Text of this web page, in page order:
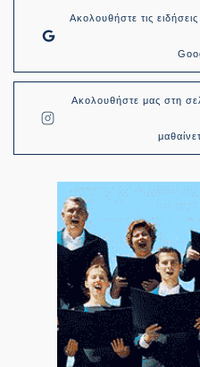
Ακολουθήστε τις
Ακολουθήστε μας στη